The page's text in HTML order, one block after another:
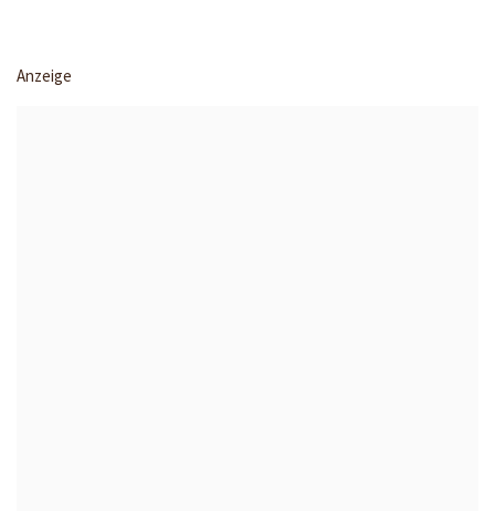
Anzeige